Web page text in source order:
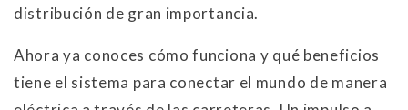
distribución de gran importancia.
Ahora ya conoces cómo funciona y qué beneficios
tiene el sistema para conectar el mundo de manera